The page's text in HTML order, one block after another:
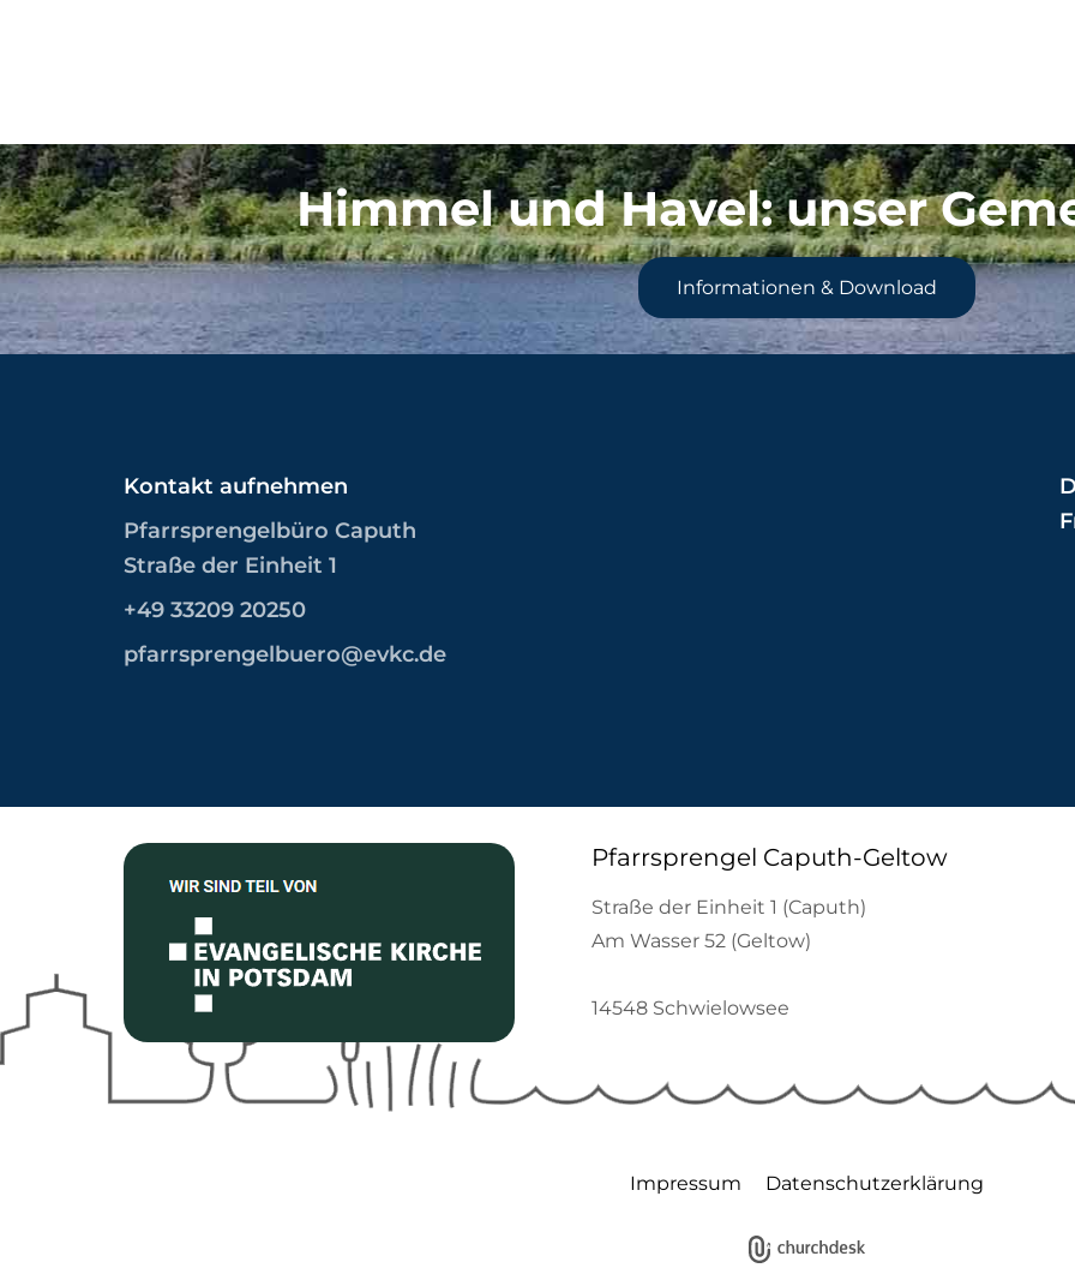
Himmel und Havel: unser
Informationen & Download
Kontakt aufnehmen
Pfarrsprengelbüro Caputh
Straße der Einheit 1
+49 33209 20250
pfarrsprengelbuero@evkc.de
Pfarrsprengel Caputh-Geltow
Straße der Einheit 1 (Caputh)
Am Wasser 52 (Geltow)
14548 Schwielowsee
Impressum Datenschutzerklärung